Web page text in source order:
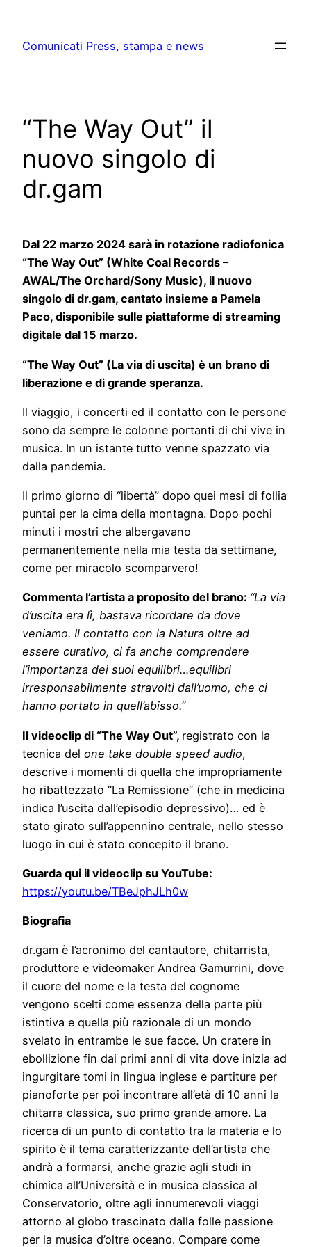
content
Comunicati Press, stampa e news
“The Way Out” il
nuovo singolo di
dr.gam
Dal 22 marzo 2024 sarà in rotazione radiofonica
“The Way Out” (White Coal Records –
AWAL/The Orchard/Sony Music), il nuovo
singolo di dr.gam, cantato insieme a Pamela
Paco, disponibile sulle piattaforme di streaming
digitale dal 15 marzo.
“The Way Out” (La via di uscita) è un brano di
liberazione e di grande speranza.
Il viaggio, i concerti ed il contatto con le persone
sono da sempre le colonne portanti di chi vive in
musica. In un istante tutto venne spazzato via
dalla pandemia.
Il primo giorno di “libertà” dopo quei mesi di follia
puntai per la cima della montagna. Dopo pochi
minuti i mostri che albergavano
permanentemente nella mia testa da settimane,
come per miracolo scomparvero!
Commenta l’artista a proposito del brano: “La via
d’uscita era lì, bastava ricordare da dove
veniamo. Il contatto con la Natura oltre ad
essere curativo, ci fa anche comprendere
l’importanza dei suoi equilibri…equilibri
irresponsabilmente stravolti dall’uomo, che ci
hanno portato in quell’abisso.”
Il videoclip di “The Way Out”, registrato con la
tecnica del one take double speed audio,
descrive i momenti di quella che impropriamente
ho ribattezzato “La Remissione” (che in medicina
indica l’uscita dall’episodio depressivo)… ed è
stato girato sull’appennino centrale, nello stesso
luogo in cui è stato concepito il brano.
Guarda qui il videoclip su YouTube:
https://youtu.be/TBeJphJLh0w
Biografia
dr.gam è l’acronimo del cantautore, chitarrista,
produttore e videomaker Andrea Gamurrini, dove
il cuore del nome e la testa del cognome
vengono scelti come essenza della parte più
istintiva e quella più razionale di un mondo
svelato in entrambe le sue facce. Un cratere in
ebollizione fin dai primi anni di vita dove inizia ad
ingurgitare tomi in lingua inglese e partiture per
pianoforte per poi incontrare all’età di 10 anni la
chitarra classica, suo primo grande amore. La
ricerca di un punto di contatto tra la materia e lo
spirito è il tema caratterizzante dell’artista che
andrà a formarsi, anche grazie agli studi in
chimica all’Università e in musica classica al
Conservatorio, oltre agli innumerevoli viaggi
attorno al globo trascinato dalla folle passione
per la musica d’oltre oceano. Compare come